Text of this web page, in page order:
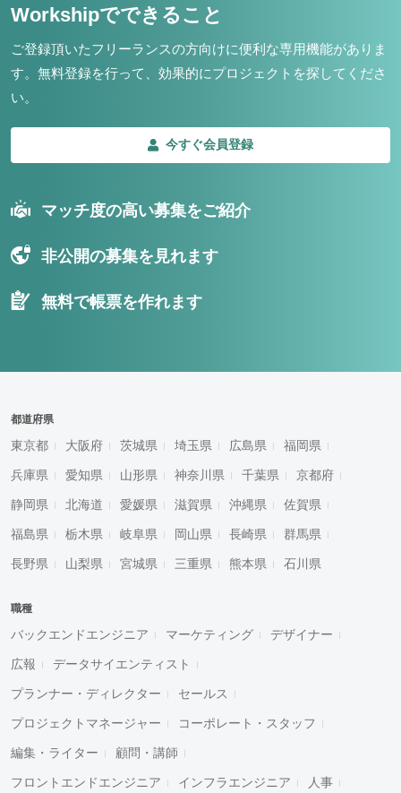
Workshipでできること
ご登録頂いたフリーランスの方向けに便利な専用機能がありま
す。 無料登録を行って、効果的にプロジェクトを探してくださ
い。
今すぐ会員登録
マッチ度の高い募集をご紹介
非公開の募集を見れます
無料で帳票を作れます
都道府県
東京都 大阪府 茨城県 埼玉県 広島県 福岡県
兵庫県 愛知県 山形県 神奈川県 千葉県 京都府
静岡県 北海道 愛媛県 滋賀県 沖縄県 佐賀県
福島県 栃木県 岐阜県 岡山県 長崎県 群馬県
長野県 山梨県 宮城県 三重県 熊本県 石川県
職種
バックエンドエンジニア マーケティング デザイナー
広報 データサイエンティスト
プランナー・ディレクター セールス
プロジェクトマネージャー コーポレート・スタッフ
編集・ライター 顧問・講師
フロントエンドエンジニア インフラエンジニア 人事